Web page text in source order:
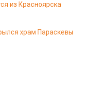
из Красноярска
храм Параскевы